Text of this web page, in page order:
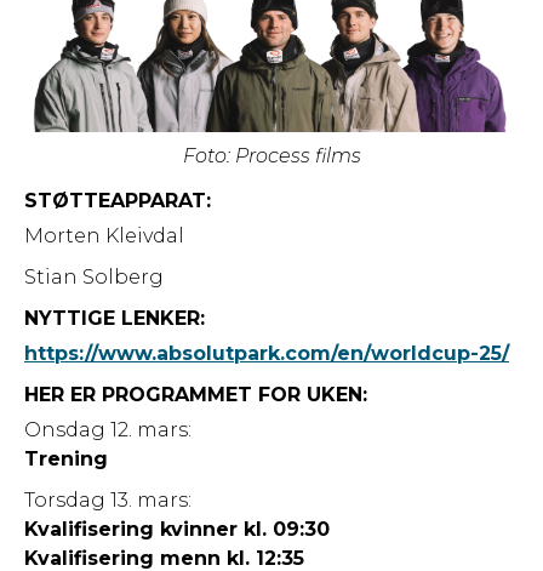
Foto: Process films
STØTTEAPPARAT:
Morten Kleivdal
Stian Solberg
NYTTIGE LENKER:
https://www.absolutpark.com/en/worldcup-25/
HER ER PROGRAMMET FOR UKEN:
Onsdag 12. mars:
Trening
Torsdag 13. mars:
Kvalifisering kvinner kl. 09:30
Kvalifisering menn kl. 12:35